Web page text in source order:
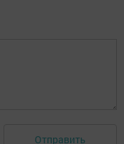
Отправить